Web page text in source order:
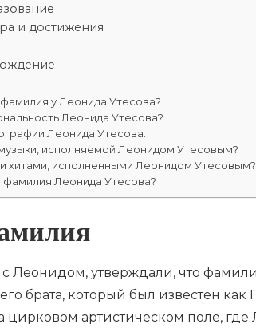
и достижения
у Леонида Утесова?
Леонида Утесова?
Леонида Утесова.
исполняемой Леонидом Утесовым?
хитами, исполненными Леонидом Утесовым?
фамилия Леонида Утесова?
Леонидом, утверждали, что
брата, который был известен
цирковом артистическом поле,